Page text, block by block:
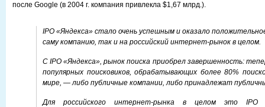
после Google (в 2004 г. компания привлекла $1,67 млрд.).
IPO «Яндекса» стало очень успешным и оказало
саму компанию, так и на российский интернет-рынок в целом.
С IPO «Яндекса», рынок поиска приобрел завершенность:
популярных поисковиков, обрабатывающих более 80%
мире, — либо публичные компании, либо принадлежат
Для российского интернет-рынка в целом это